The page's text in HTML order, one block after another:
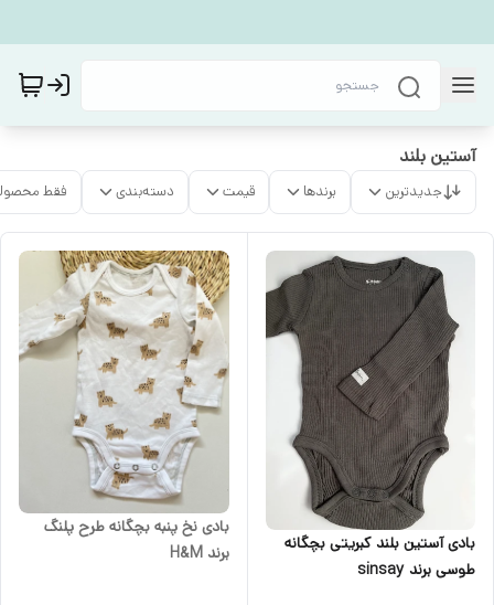
آستین بلند
جدیدترین برندها قیمت دسته‌بندی فقط
بادی آستین بلند کبریتی بچگانه
طوسی برند sinsay
بادی نخ پنبه بچگانه طرح پلنگ
برند H&M